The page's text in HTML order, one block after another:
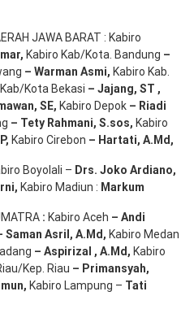
JAWA BARAT : Kabiro
, Kabiro Kab/Kota. Bandung –
– Warman Asmi, Kabiro Kab.
Kota Bekasi – Jajang, ST ,
, SE, Kabiro Depok – Riadi
– Tety Rahmani, S.sos, Kabiro
Kabiro Cirebon – Hartati, A.Md ,
Boyolali – Drs. Joko Ardiano,
, Kabiro Madiun : Markum
: Kabiro Aceh – Andi
Saman Asril , A.Md , Kabiro Medan
– Aspirizal , A.Md , Kabiro
Kep. Riau – Primansyah,
, Kabiro Lampung – Tati